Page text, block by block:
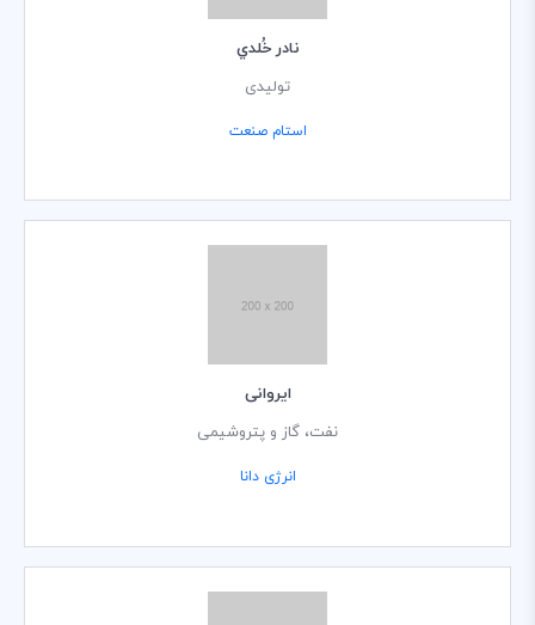
نادر خُلدي
تولیدی
استام صنعت
ایروانی
نفت، گاز و پتروشیمی
انرژی دانا